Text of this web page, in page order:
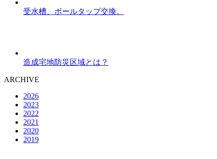
受水槽、ボールタップ交換。
造成宅地防災区域とは？
ARCHIVE
2026
2023
2022
2021
2020
2019